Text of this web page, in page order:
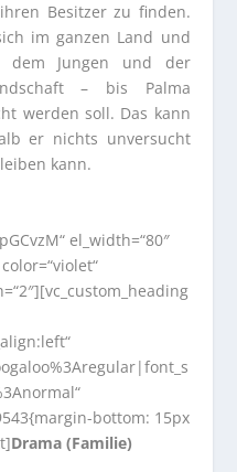
Besitzer zu finden.
im ganzen Land und
dem Jungen und der
– bis Palma
werden soll. Das kann
er nichts unversucht
kann.
el_width=“80″
bottom: 15px
Drama (Familie)